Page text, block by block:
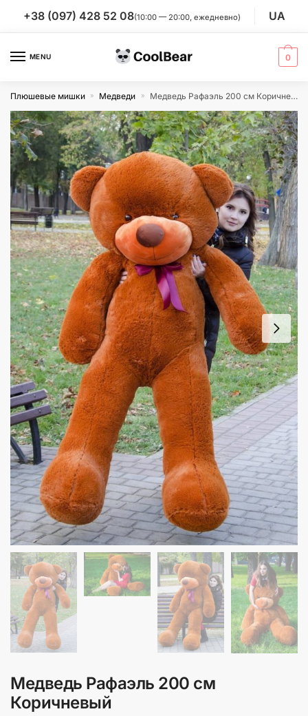
+38 (097) 428 52 08(10:00 — 20:00, ежедневно) UA
MENU 0
Плюшевые мишки » Медведи » Медведь Рафаэль 200 см Коричневый
Медведь Рафаэль 200 см
Коричневый